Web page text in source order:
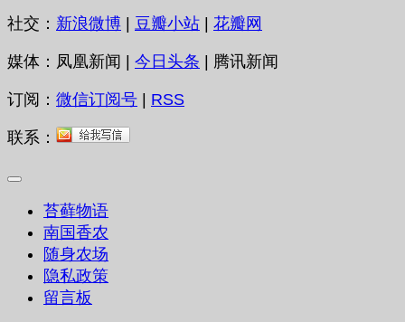
社交： 新浪微博 | 豆瓣小站 | 花瓣网
媒体：凤凰新闻 | 今日头条 | 腾讯新闻
订阅： 微信订阅号 RSS
联系：
苔藓物语
南国香农
随身农场
隐私政策
留言板